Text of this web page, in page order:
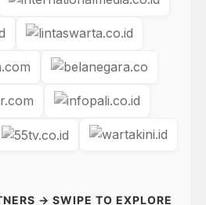
→ SWIPE TO EXPLORE